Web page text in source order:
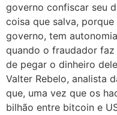
governo confiscar seu
coisa que salva,
governo, tem
quando o fraudador
de pegar o dinheiro
Valter Rebelo, analista
que, uma vez que os
bilhão entre bitcoin e